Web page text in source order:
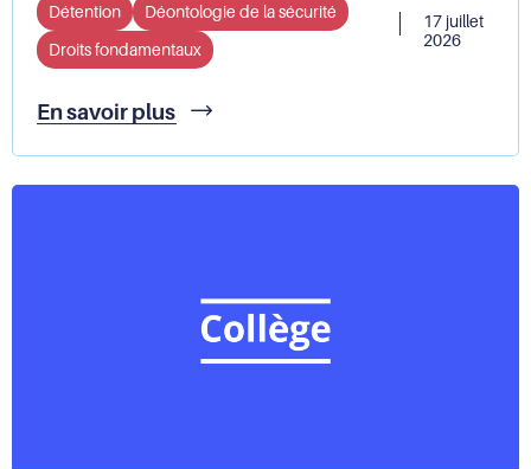
Détention
Déontologie de la sécurité
Droits fondamentaux
17 juillet
2026
En savoir plus
Fouilles
en
détention
droits
constate
des